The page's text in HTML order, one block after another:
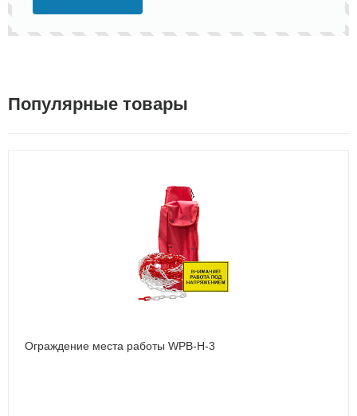
Популярные товары
Ограждение места работы WPB-Н-3